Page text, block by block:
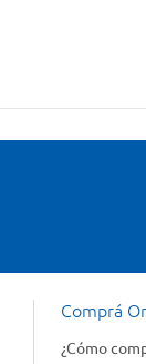
Comprá
¿Cómo